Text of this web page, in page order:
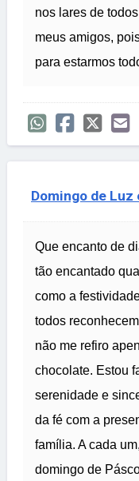
nos lares de
meus amigos,
para estarmos
Domingo de Luz
Que encanto de
tão encantado
como a
todos
não me refiro
chocolate. Estou
serenidade e
da fé com a
família. A cada
domingo de